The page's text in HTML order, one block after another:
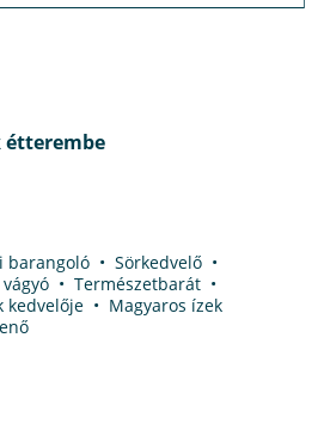
étterembe
barangoló • Sörkedvelő •
• Természetbarát •
kedvelője • Magyaros ízek